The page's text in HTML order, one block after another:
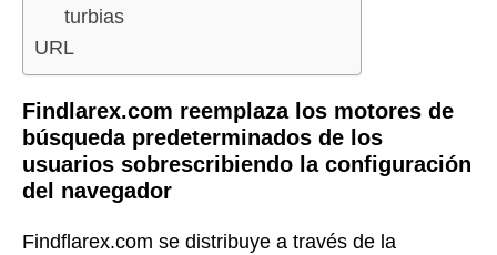
turbias
URL
Findlarex.com reemplaza los motores de
búsqueda predeterminados de los
usuarios sobrescribiendo la configuración
del navegador
Findflarex.com se distribuye a través de la